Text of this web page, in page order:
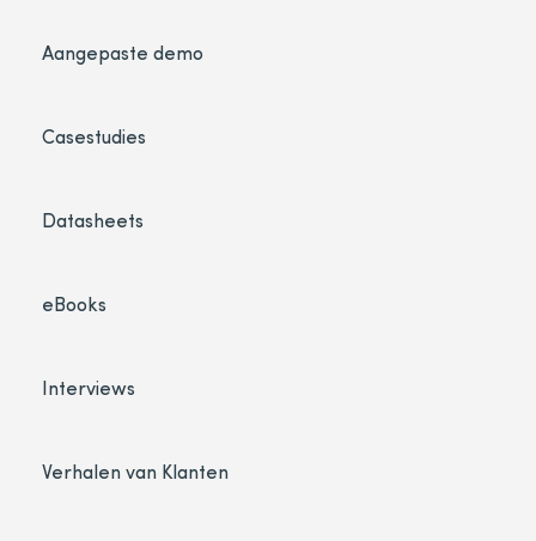
Aangepaste demo
Casestudies
Datasheets
eBooks
Interviews
Verhalen van Klanten